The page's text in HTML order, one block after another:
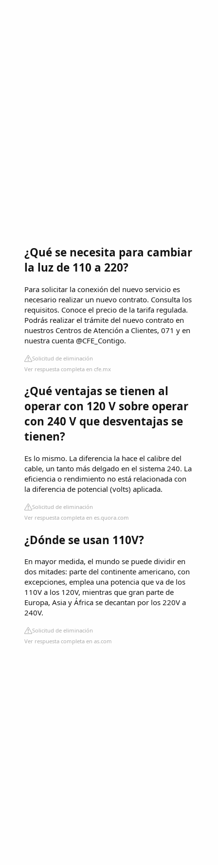
¿Qué se necesita para cambiar
la luz de 110 a 220?
Para solicitar la conexión del nuevo servicio es
necesario realizar un nuevo contrato. Consulta los
requisito​s​. Conoce el precio de la tarifa regulada​. ​
Podrás realizar el trámite del nuevo contrato en
nuestros Centros de Atención a Clientes​, 071 y en
nuestra cuenta @CF​E_Contigo​.
Solicitud de eliminación
Ver respuesta completa en cfe.mx
¿Qué ventajas se tienen al
operar con 120 V sobre operar
con 240 V que desventajas se
tienen?
Es lo mismo. La diferencia la hace el calibre del
cable, un tanto más delgado en el sistema 240. La
eficiencia o rendimiento no está relacionada con
la diferencia de potencial (volts) aplicada.
Solicitud de eliminación
Ver respuesta completa en es.quora.com
¿Dónde se usan 110V?
En mayor medida, el mundo se puede dividir en
dos mitades: parte del continente americano, con
excepciones, emplea una potencia que va de los
110V a los 120V, mientras que gran parte de
Europa, Asia y África se decantan por los 220V a
240V.
Solicitud de eliminación
Ver respuesta completa en as.com